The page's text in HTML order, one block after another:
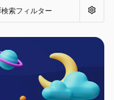
検索フィルター